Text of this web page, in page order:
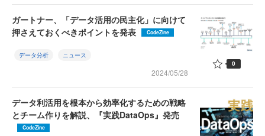
ガートナー、「データ活用の民主化」に向けて
押さえておくべきポイントを発表
CodeZine
データ分析 ニュース
2024/05/28
0
データ利活用を根本から効率化するための戦略
とチーム作りを解説、『実践DataOps』発売
CodeZine